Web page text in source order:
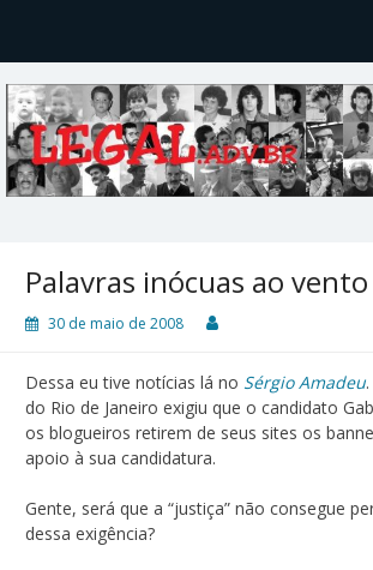
Palavras inócuas ao vento
30 de maio de 2008
Dessa eu tive notícias lá no Sérgio Amadeu
do Rio de Janeiro exigiu que o candidato
os blogueiros retirem de seus sites os
apoio à sua candidatura.
Gente, será que a “justiça” não consegue
dessa exigência?